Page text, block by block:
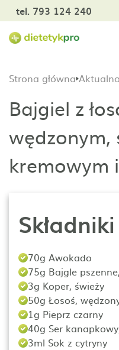
tel. 793 124 240
Strona główna
Bajgiel z
wędzonym,
kremowym
Składniki
70g Awokado
75g Bajgle
3g Koper, świeży
50g Łosoś,
1g Pieprz czarny
40g Ser
3ml Sok z cytryny